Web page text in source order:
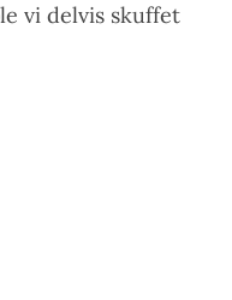
vi delvis skuffet